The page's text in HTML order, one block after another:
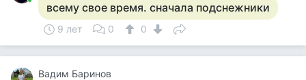
всему свое время. сначала подснежники
9 лет 0 0
Вадим Баринов